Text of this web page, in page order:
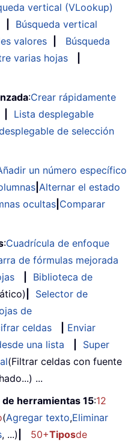
vertical (VLookup)
Búsqueda vertical
valores
Búsqueda
varias hojas
:Crear rápidamente
Lista desplegable
de selección
un número específico
Alternar el estado
ocultas Comparar
:Cuadrícula de enfoque
de fórmulas mejorada
Biblioteca de
Selector de
de
celdas
Enviar
una lista
Super
(Filtrar celdas con fuente
...
herramientas 15:12
(Agregar texto,Eliminar
, ...) 50+Tiposde